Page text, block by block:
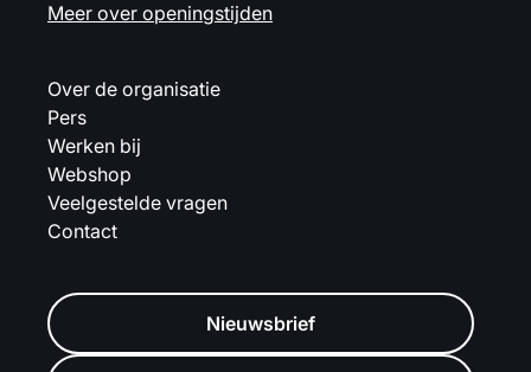
Meer over openingstijden
Over de organisatie
Pers
Werken bij
Webshop
Veelgestelde vragen
Contact
Nieuwsbrief